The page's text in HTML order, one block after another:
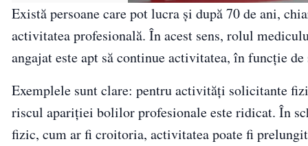
Există persoane care pot lucra și după 70 de ani,
activitatea profesională. În acest sens, rolul
angajat este apt să continue activitatea, în funcție
Exemplele sunt clare: pentru activități solicitante
riscul apariției bolilor profesionale este ridicat. În
fizic, cum ar fi croitoria, activitatea poate fi